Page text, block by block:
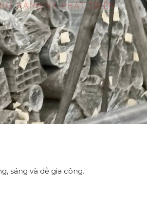
sáng và dễ gia công.